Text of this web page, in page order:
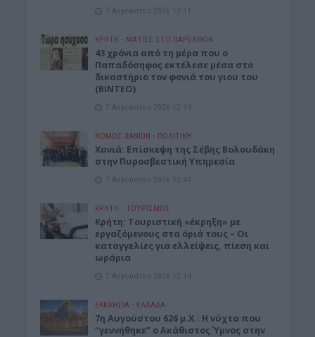
7 Αυγούστου 2026 13:11
ΚΡΗΤΗ • ΜΑΤΙΕΣ ΣΤΟ ΠΑΡΕΛΘΟΝ
43 χρόνια από τη μέρα που ο
Παπαδόσηφος εκτέλεσε μέσα στο
δικαστήριο τον φονιά του γιου του
(ΒΙΝΤΕΟ)
7 Αυγούστου 2026 12:44
ΝΟΜΌΣ ΧΑΝΊΩΝ • ΠΟΛΙΤΙΚΗ
Xανιά: Επίσκεψη της Σέβης Βολουδάκη
στην Πυροσβεστική Υπηρεσία
7 Αυγούστου 2026 12:41
ΚΡΗΤΗ • ΤΟΥΡΙΣΜΟΣ
Κρήτη: Τουριστική «έκρηξη» με
εργαζόμενους στα όριά τους – Οι
καταγγελίες για ελλείψεις, πίεση και
ωράρια
7 Αυγούστου 2026 12:14
ΕΚΚΛΗΣΙΑ • ΕΛΛΑΔΑ
7η Αυγούστου 626 μ.Χ.: Η νύχτα που
“γεννήθηκε” ο Ακάθιστος Ύμνος στην